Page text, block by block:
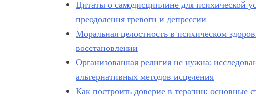
Цитаты о самодисциплине для психической
преодоления тревоги и депрессии
Моральная целостность в психическом
восстановлении
Организованная религия не нужна:
альтернативных методов исцеления
Как построить доверие в терапии: основные